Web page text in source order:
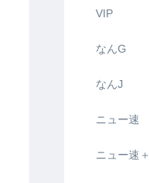
VIP
なんG
なんJ
ニュー速
ニュー速＋